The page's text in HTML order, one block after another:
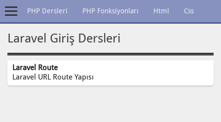
PHP Dersleri PHP Fonksiyonları Html Css
Laravel Giriş Dersleri
Laravel Route
Laravel URL Route Yapısı